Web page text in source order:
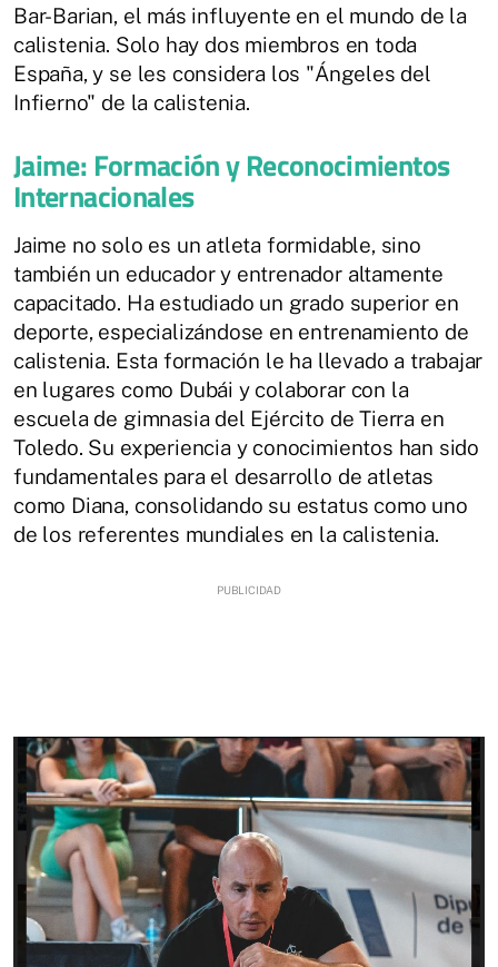
Bar-Barian, el más influyente en el mundo de la
calistenia. Solo hay dos miembros en toda
España, y se les considera los "Ángeles del
Infierno" de la calistenia.
Jaime: Formación y Reconocimientos
Internacionales
Jaime no solo es un atleta formidable, sino
también un educador y entrenador altamente
capacitado. Ha estudiado un grado superior en
deporte, especializándose en entrenamiento de
calistenia. Esta formación le ha llevado a trabajar
en lugares como Dubái y colaborar con la
escuela de gimnasia del Ejército de Tierra en
Toledo. Su experiencia y conocimientos han sido
fundamentales para el desarrollo de atletas
como Diana, consolidando su estatus como uno
de los referentes mundiales en la calistenia.